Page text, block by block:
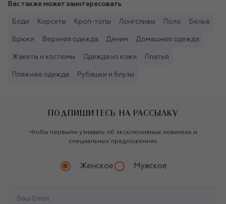
Вас также может заинтересовать
Боди Корсеты Кроп-топы Лонгсливы Поло Бельё
Брюки Верхняя одежда Деним Домашняя одежда
Жакеты и костюмы Одежда из кожи Платья
Пляжная одежда Рубашки и блузы
ПОДПИШИТЕСЬ НА РАССЫЛКУ
Чтобы первыми узнавать об эксклюзивных новинках и
специальных предложениях
Женское Мужское